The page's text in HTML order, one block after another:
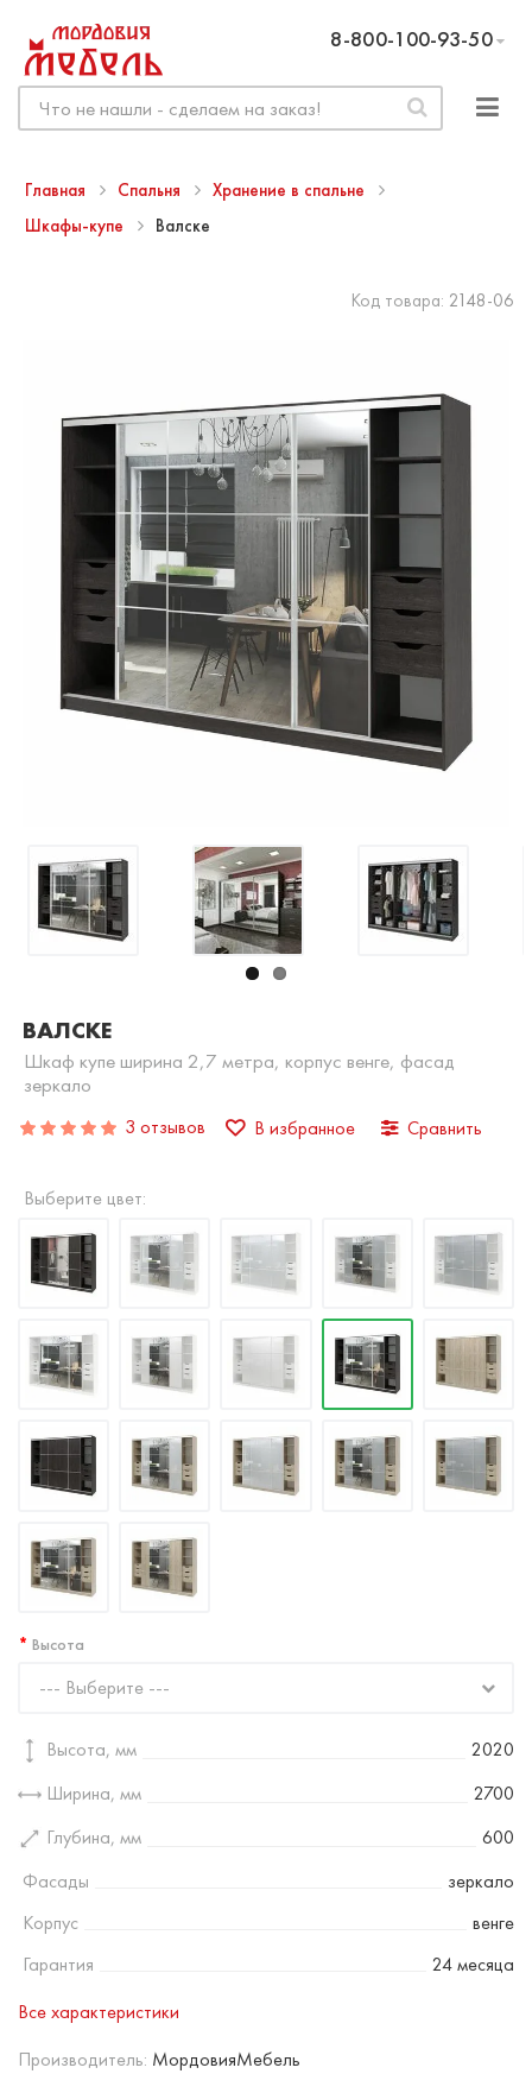
8-800-100-93-50
Главная Спальня
Хранение в спальне
Шкафы-купе
Валске
Код товара: 2148-06
ВАЛСКЕ
Шкаф купе ширина 2,7 метра, корпус венге, фасад
зеркало
3 отзывов В избранное Сравнить
Выберите цвет:
Высота
--- Выберите ---
Высота, мм
2020
Ширина, мм
2700
Глубина, мм
600
Фасады
зеркало
Корпус
венге
Гарантия
24 месяца
Все характеристики
Производитель: МордовияМебель